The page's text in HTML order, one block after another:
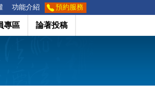
功能介紹 預約服務
專區 論著投稿